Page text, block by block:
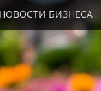
НОВОСТИ БИЗНЕСА